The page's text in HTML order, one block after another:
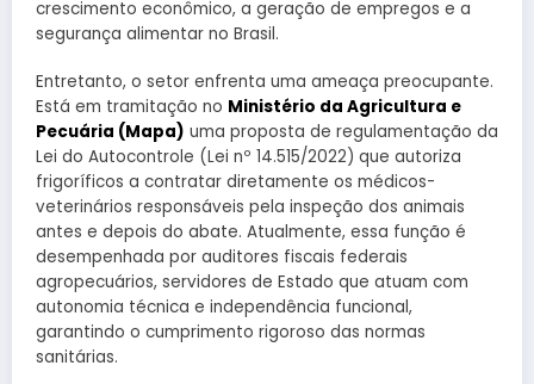
crescimento econômico, a geração de empregos e a
segurança alimentar no Brasil.
Entretanto, o setor enfrenta uma ameaça preocupante.
Está em tramitação no Ministério da Agricultura e
Pecuária (Mapa) uma proposta de regulamentação da
Lei do Autocontrole (Lei nº 14.515/2022) que autoriza
frigoríficos a contratar diretamente os médicos-
veterinários responsáveis pela inspeção dos animais
antes e depois do abate. Atualmente, essa função é
desempenhada por auditores fiscais federais
agropecuários, servidores de Estado que atuam com
autonomia técnica e independência funcional,
garantindo o cumprimento rigoroso das normas
sanitárias.